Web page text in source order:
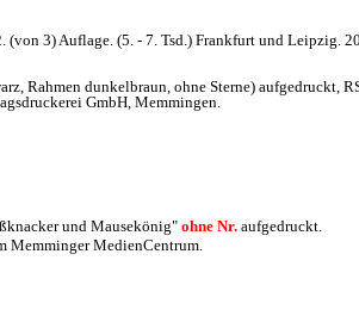
3) Auflage. (5. - 7. Tsd.) Frankfurt und Leipzig.
Rahmen dunkelbraun, ohne Sterne) aufgedruckt,
GmbH, Memmingen.
und Mausekönig" ohne Nr. aufgedruckt.
Memminger MedienCentrum.